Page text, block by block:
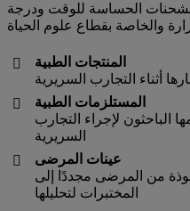
الحساسة للوقت ودرجة

المنتجات الطبية
أثناء التجارب السريرية

المستلزمات الطبية
الباحثون لإجراء التجارب
السريرية

عينات المرضى
من المرضى مجددًا إلى
المختبرات لتحليلها